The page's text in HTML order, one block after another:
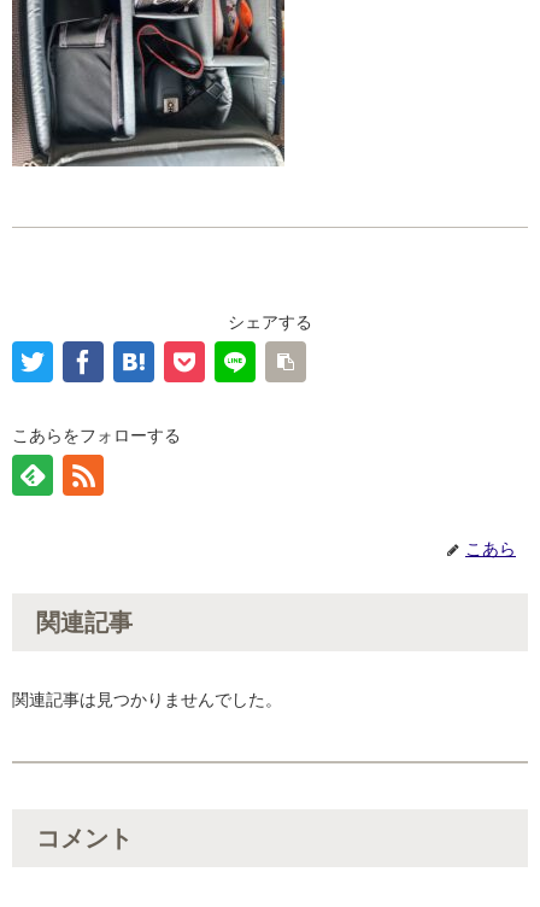
シェアする
こあらをフォローする
こあら
関連記事
関連記事は見つかりませんでした。
コメント